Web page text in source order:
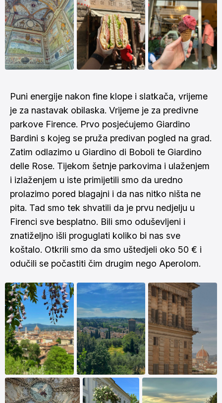
Puni energije nakon fine klope i slatkača, vrijeme
je za nastavak obilaska. Vrijeme je za predivne
parkove Firence. Prvo posjećujemo Giardino
Bardini s kojeg se pruža predivan pogled na grad.
Zatim odlazimo u Giardino di Boboli te Giardino
delle Rose. Tijekom šetnje parkovima i ulaženjem
i izlaženjem u iste primijetili smo da uredno
prolazimo pored blagajni i da nas nitko ništa ne
pita. Tad smo tek shvatili da je prvu nedjelju u
Firenci sve besplatno. Bili smo oduševljeni i
znatiželjno išli proguglati koliko bi nas sve
koštalo. Otkrili smo da smo uštedjeli oko 50 € i
odučili se počastiti čim drugim nego Aperolom.